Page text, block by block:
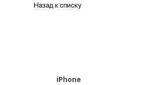
Назад к списку
iPhone